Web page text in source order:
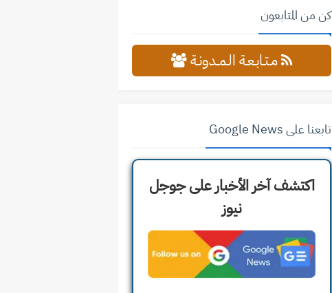
كن من المتابعون
مـتـابـعـة الـمــدونـة
تابعنا على Google News
اكتشف آخر الأخبار على جوجل
نيوز